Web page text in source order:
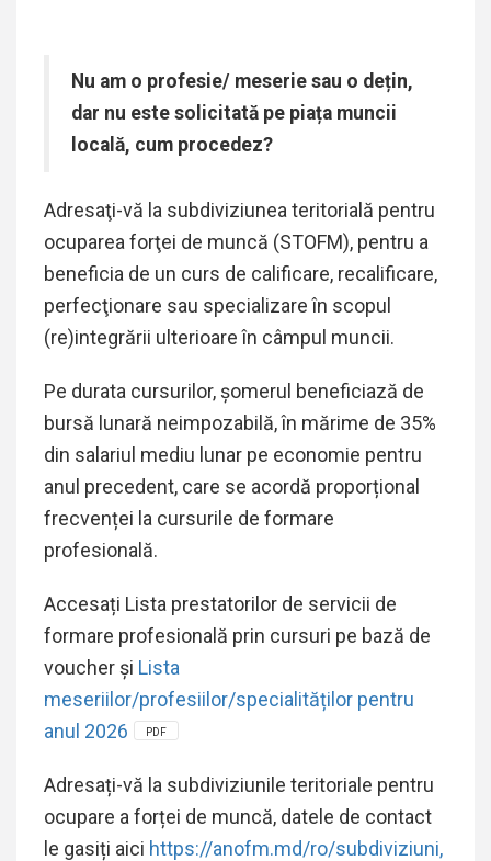
Nu am o profesie/ meserie sau o dețin,
dar nu este solicitată pe piața muncii
locală, cum procedez?
Adresaţi-vă la subdiviziunea teritorială pentru
ocuparea forţei de muncă (STOFM), pentru a
beneficia de un curs de calificare, recalificare,
perfecţionare sau specializare în scopul
(re)integrării ulterioare în câmpul muncii.
Pe durata cursurilor, șomerul beneficiază de
bursă lunară neimpozabilă, în mărime de 35%
din salariul mediu lunar pe economie pentru
anul precedent, care se acordă proporțional
frecvenței la cursurile de formare
profesională.
Accesați Lista prestatorilor de servicii de
formare profesională prin cursuri pe bază de
voucher și Lista
meseriilor/profesiilor/specialităților pentru
anul 2026
PDF
Adresați-vă la subdiviziunile teritoriale pentru
ocupare a forței de muncă, datele de contact
le gasiți aici https://anofm.md/ro/subdiviziuni,